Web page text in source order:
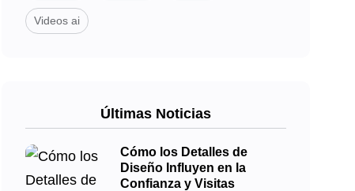
Videos ai
Últimas Noticias
Cómo los Detalles de
Diseño Influyen en la
Confianza y Visitas